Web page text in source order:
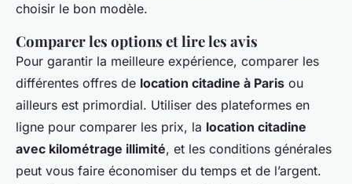
choisir le bon modèle.
Comparer les options et lire les avis
Pour garantir la meilleure expérience, comparer les
différentes offres de location citadine à Paris ou
ailleurs est primordial. Utiliser des plateformes en
ligne pour comparer les prix, la location citadine
avec kilométrage illimité, et les conditions générales
peut vous faire économiser du temps et de l’argent.